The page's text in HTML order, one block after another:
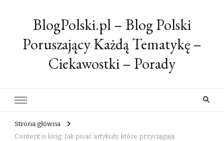
BlogPolski.pl – Blog Polski
Poruszający Każdą Tematykę –
Ciekawostki – Porady
Strona główna
Content is king: Jak pisać artykuły, które przyciągają